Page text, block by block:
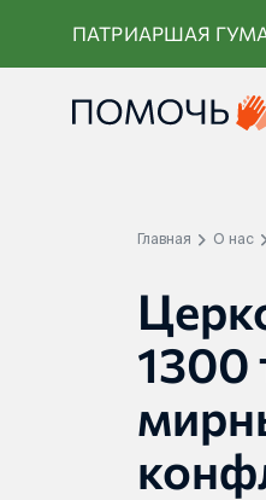
ПАТРИАРШАЯ
Главная О нас
1300